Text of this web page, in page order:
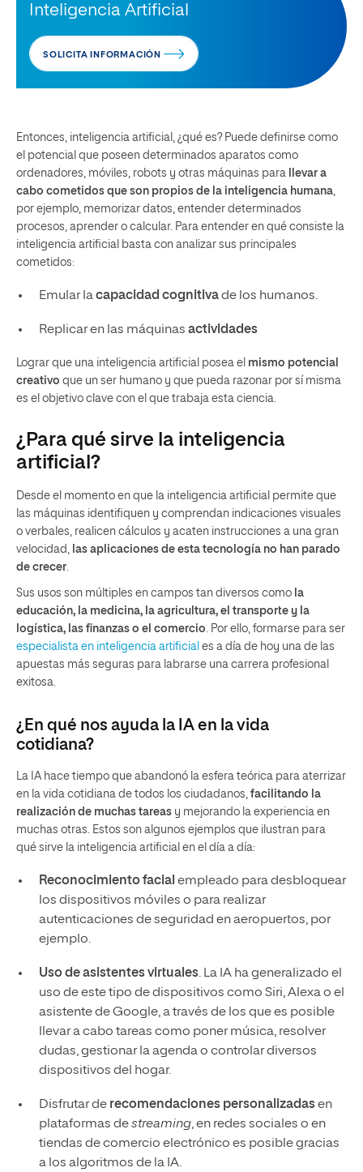
Inteligencia Artificial
SOLICITA INFORMACIÓN
Entonces, inteligencia artificial, ¿qué es? Puede definirse como
el potencial que poseen determinados aparatos como
ordenadores, móviles, robots y otras máquinas para
llevar a
cabo cometidos que son propios de la inteligencia humana
por ejemplo, memorizar datos, entender determinados
procesos, aprender o calcular. Para entender en qué consiste la
inteligencia artificial basta con analizar sus principales
cometidos:
Emular lacapacidad cognitivade los humanos.
Replicar en las máquinas actividades
Lograr que una inteligencia artificial posea el mismo potencial
creativo que un ser humano y que pueda razonar por sí misma
es el objetivo clave con el que trabaja esta ciencia.
¿Para qué sirve la inteligencia
artificial?
Desde el momento en que la inteligencia artificial permite que
las máquinas identifiquen y comprendan indicaciones visuales
o verbales, realicen cálculos y acaten instrucciones a una gran
velocidad,
las aplicaciones de esta tecnología no han parado
de crecer
Sus usos son múltiples en campos tan diversos como la
educación, la medicina, la agricultura, el transporte y la
logística, las finanzas o el comercio . Por ello, formarse para ser
especialista en inteligencia artificial es a día de hoy una de las
apuestas más seguras para labrarse una carrera profesional
exitosa.
¿En qué nos ayuda la IA en la vida
cotidiana?
La IA hace tiempo que abandonó la esfera teórica para aterrizar
en la vida cotidiana de todos los ciudadanos, facilitando la
realización de muchas tareas y mejorando la experiencia en
muchas otras. Estos son algunos ejemplos que ilustran para
qué sirve la inteligencia artificial en el día a día:
Reconocimiento facial empleado para desbloquear
los dispositivos móviles o para realizar
autenticaciones de seguridad en aeropuertos, por
ejemplo.
Uso de asistentes virtuales. La IA ha generalizado el
uso de este tipo de dispositivos como Siri, Alexa o el
asistente de Google, a través de los que es posible
llevar a cabo tareas como poner música, resolver
dudas, gestionar la agenda o controlar diversos
dispositivos del hogar.
Disfrutar derecomendaciones personalizadasen
plataformas destreaming, en redes sociales o en
tiendas de comercio electrónico es posible gracias
a los algoritmos de la IA.